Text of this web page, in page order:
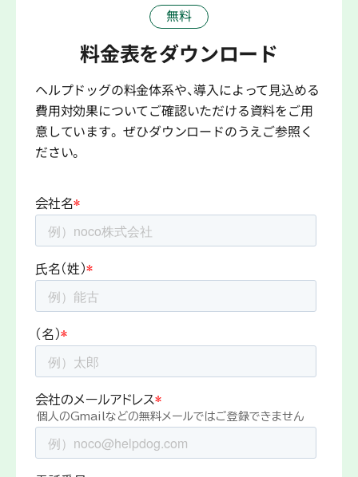
無料
料金表をダウンロード
ヘルプドッグの料金体系や、導入によって見込める
費用対効果についてご確認いただける資料をご用
意しています。 ぜひダウンロードのうえご参照く
ださい。